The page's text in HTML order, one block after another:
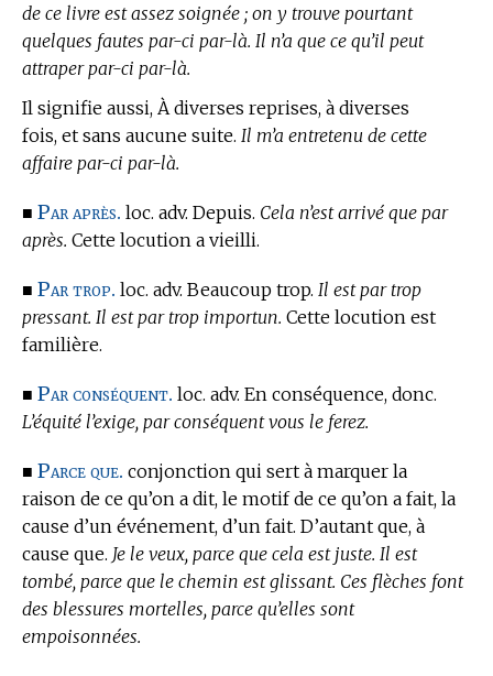
de ce livre est assez soignée ; on y trouve pourtant
quelques fautes par-ci par-là. Il n’a que ce qu’il peut
attraper par-ci par-là.
Il signifie aussi, À diverses reprises, à diverses
fois, et sans aucune suite. Il m’a entretenu de cette
affaire par-ci par-là.
■ Par après. loc. adv. Depuis. Cela n’est arrivé que par
après. Cette locution a vieilli.
■ Par trop. loc. adv. Beaucoup trop. Il est par trop
pressant. Il est par trop importun. Cette locution est
familière.
■ Par conséquent. loc. adv. En conséquence, donc.
L’équité l’exige, par conséquent vous le ferez.
■ Parce que. conjonction qui sert à marquer la
raison de ce qu’on a dit, le motif de ce qu’on a fait, la
cause d’un événement, d’un fait. D’autant que, à
cause que. Je le veux, parce que cela est juste. Il est
tombé, parce que le chemin est glissant. Ces flèches font
des blessures mortelles, parce qu’elles sont
empoisonnées.